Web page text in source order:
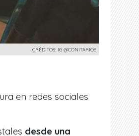
CRÉDITOS: IG @CONITARIOS
en redes sociales
desde una